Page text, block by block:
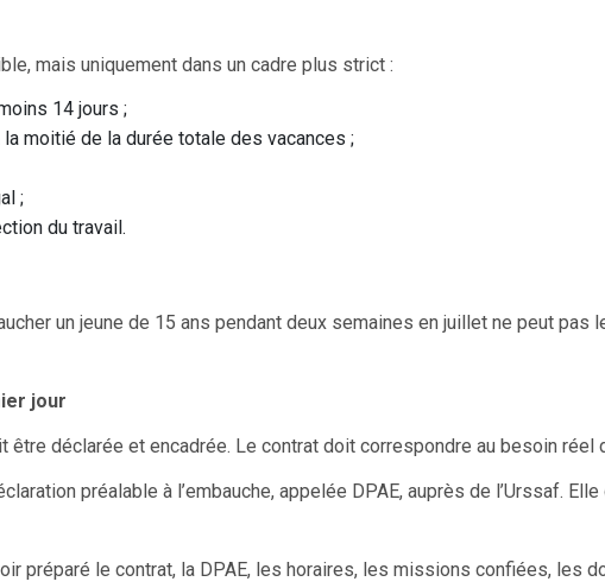
mais uniquement dans un cadre plus strict :
14 jours ;
moitié de la durée totale des vacances ;
;
du travail.
un jeune de 15 ans pendant deux semaines en juillet ne peut
jour
être déclarée et encadrée. Le contrat doit correspondre au besoin réel
préalable à l’embauche, appelée DPAE, auprès de l’Urssaf.
préparé le contrat, la DPAE, les horaires, les missions confiées, les